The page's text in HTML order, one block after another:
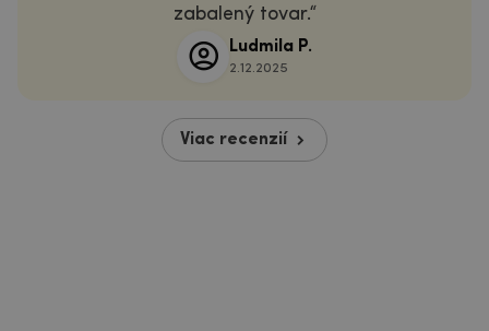
zabalený tovar.
Ludmila P.
2.12.2025
Viac recenzií